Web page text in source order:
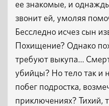
ее знакомые, и
звонит ей, умоляя
Бесследно исчез сын
Похищение? Однако
требуют выкупа…
убийцы? Но тело так и
побег подростка,
приключениях? Тихий,